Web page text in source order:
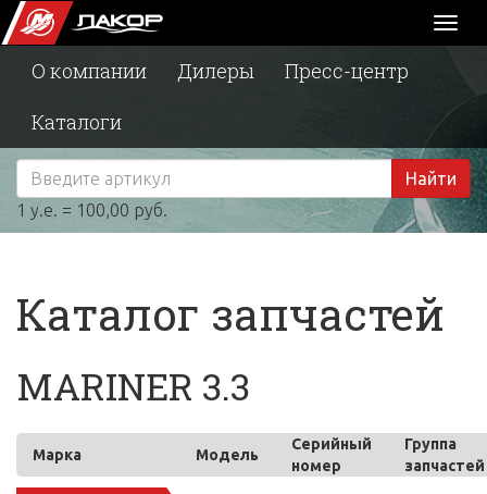
О компании Дилеры
Пресс-центр
Каталоги
Найти
1 у.е. = 100,00 руб.
Каталог запчастей
MARINER 3.3
Марка Модель
Серийный
номер
Группа
запчастей